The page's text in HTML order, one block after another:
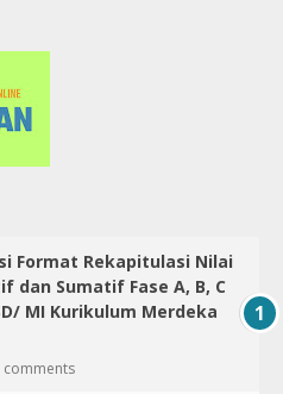
Format Rekapitulasi Nilai
dan Sumatif Fase A, B, C
MI Kurikulum Merdeka
comments